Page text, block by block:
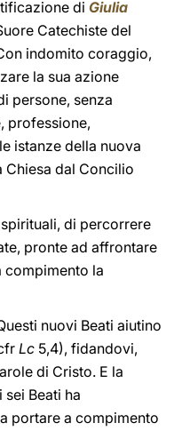
di Giulia
Catechiste del
indomito coraggio,
la sua azione
persone, senza
professione,
istanze della nuova
dal Concilio
di percorrere
pronte ad affrontare
la
nuovi Beati aiutino
Lc 5,4), fidandovi,
di Cristo. E la
Beati ha
portare a compimento